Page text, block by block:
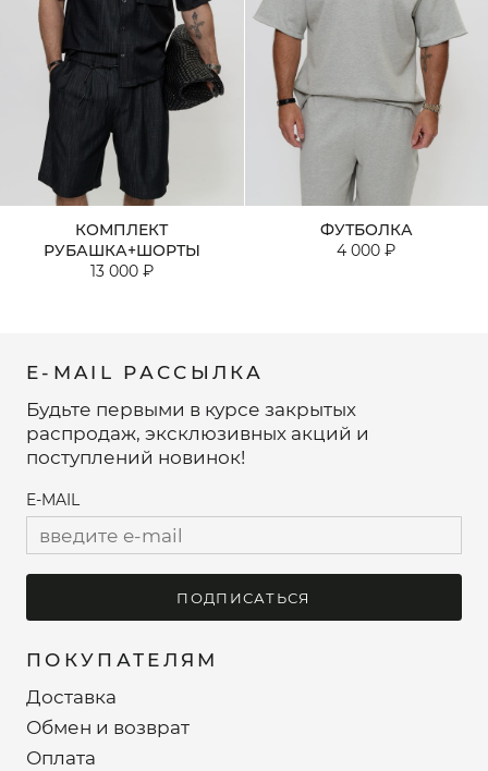
КОМПЛЕКТ
РУБАШКА+ШОРТЫ
13 000 ₽
ФУТБОЛКА
4 000 ₽
ПОКУПАТЕЛЯМ
Доставка
Обмен и возврат
Оплата
E-MAIL РАССЫЛКА
Будьте первыми в курсе закрытых
распродаж, эксклюзивных акций и
поступлений новинок!
E-MAIL
ПОДПИСАТЬСЯ